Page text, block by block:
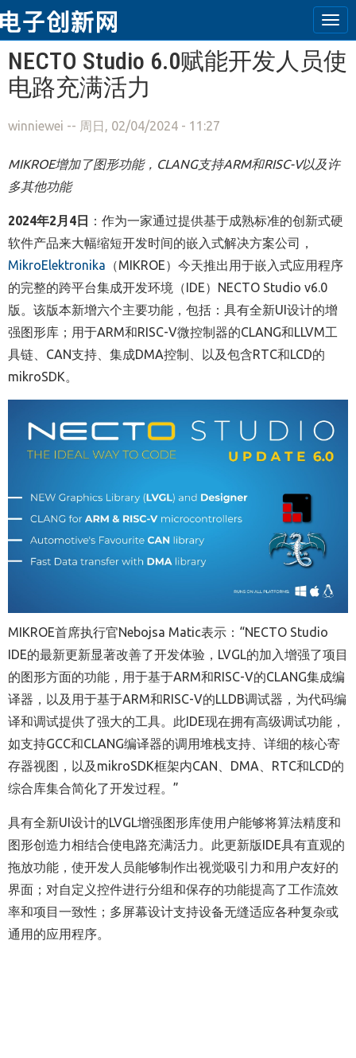
跳转到主要内容
NECTO Studio 6.0赋能开发人员使
电路充满活力
winniewei -- 周日, 02/04/2024 - 11:27
MIKROE增加了图形功能， CLANG支持ARM和RISC-V以及许
多其他功能
2024年2月4日 ：作为一家通过提供基于成熟标准的创新式硬
软件产品来大幅缩短开发时间的嵌入式解决方案公司，
MikroElektronika （MIKROE）今天推出用于嵌入式应用程序
的完整的跨平台集成开发环境（IDE）NECTO Studio v6.0
版。该版本新增六个主要功能，包括：具有全新UI设计的增
强图形库；用于ARM和RISC-V微控制器的CLANG和LLVM工
具链、CAN支持、集成DMA控制、以及包含RTC和LCD的
mikroSDK。
MIKROE首席执行官Nebojsa Matic表示：“NECTO Studio
IDE的最新更新显著改善了开发体验，LVGL的加入增强了项目
的图形方面的功能，用于基于ARM和RISC-V的CLANG集成编
译器，以及用于基于ARM和RISC-V的LLDB调试器，为代码编
译和调试提供了强大的工具。此IDE现在拥有高级调试功能，
如支持GCC和CLANG编译器的调用堆栈支持、详细的核心寄
存器视图，以及mikroSDK框架内CAN、DMA、RTC和LCD的
综合库集合简化了开发过程。”
具有全新UI设计的LVGL增强图形库使用户能够将算法精度和
图形创造力相结合使电路充满活力。此更新版IDE具有直观的
拖放功能，使开发人员能够制作出视觉吸引力和用户友好的
界面；对自定义控件进行分组和保存的功能提高了工作流效
率和项目一致性；多屏幕设计支持设备无缝适应各种复杂或
通用的应用程序。